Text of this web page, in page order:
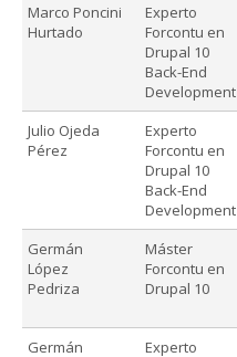
Marco Poncini
Hurtado
Experto
Forcontu en
Drupal 10
Back-End
Development
Julio Ojeda
Pérez
Experto
Forcontu en
Drupal 10
Back-End
Development
Germán
López
Pedriza
Máster
Forcontu en
Drupal 10
Germán
Experto